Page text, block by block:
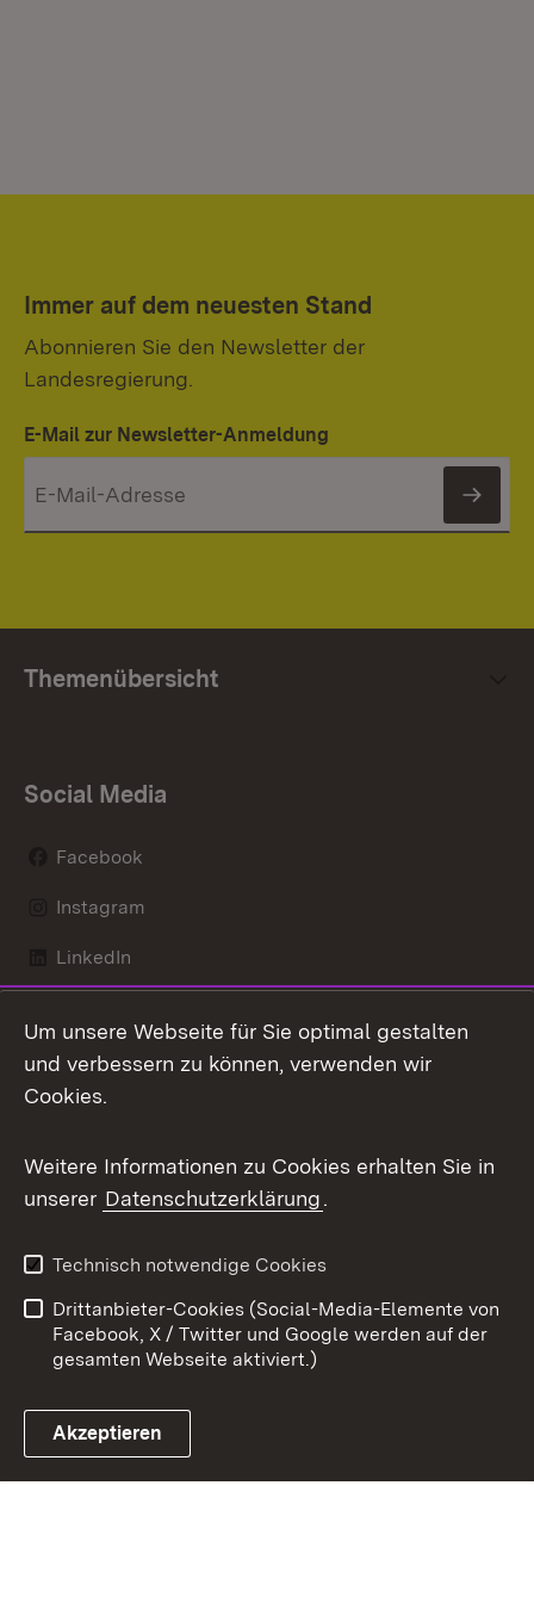
Immer auf dem neuesten Stand
Abonnieren Sie den Newsletter der
Landesregierung.
E-Mail zur Newsletter-Anmeldung
Themenübersicht
Social Media
Facebook
Instagram
LinkedIn
X / Twitter
Youtube
Link zum Landesportal
Kontakt
Datenschutz
Barrierefreiheit
Impressum
Cookies
Um unsere Webseite für Sie optimal gestalten
und verbessern zu können, verwenden wir
Cookies.
Weitere Informationen zu Cookies erhalten Sie in
unserer Datenschutzerklärung.
Technisch notwendige Cookies
Drittanbieter-Cookies (Social-Media-Elemente von
Facebook, X / Twitter und Google werden auf der
gesamten Webseite aktiviert.)
Akzeptieren